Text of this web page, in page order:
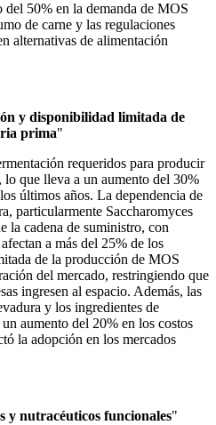
50% en la demanda de MOS
de carne y las regulaciones
alternativas de alimentación
y disponibilidad limitada de
prima"
requeridos para producir
que lleva a un aumento del 30%
últimos años. La dependencia de
particularmente Saccharomyces
la cadena de suministro, con
a más del 25% de los
de la producción de MOS
del mercado, restringiendo que
ingresen al espacio. Además, las
y los ingredientes de
aumento del 20% en los costos
la adopción en los mercados
y nutracéuticos funcionales"